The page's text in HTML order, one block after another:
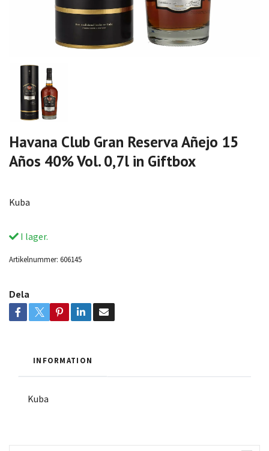
Havana Club Gran Reserva Añejo 15
Años 40% Vol. 0,7l in Giftbox
Kuba
I lager.
Artikelnummer: 606145
Dela
INFORMATION
Kuba